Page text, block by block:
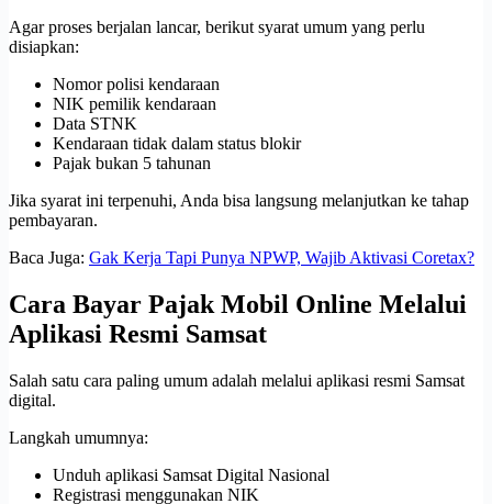
Agar proses berjalan lancar, berikut syarat umum yang perlu
disiapkan:
Nomor polisi kendaraan
NIK pemilik kendaraan
Data STNK
Kendaraan tidak dalam status blokir
Pajak bukan 5 tahunan
Jika syarat ini terpenuhi, Anda bisa langsung melanjutkan ke tahap
pembayaran.
Baca Juga: Gak Kerja Tapi Punya NPWP, Wajib Aktivasi Coretax?
Cara Bayar Pajak Mobil Online Melalui
Aplikasi Resmi Samsat
Salah satu cara paling umum adalah melalui aplikasi resmi Samsat
digital.
Langkah umumnya:
Unduh aplikasi Samsat Digital Nasional
Registrasi menggunakan NIK